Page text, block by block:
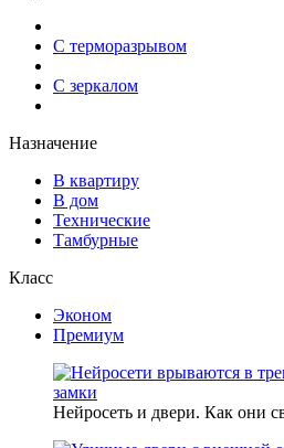
С терморазрывом
С зеркалом
Назначение
В квартиру
В дом
Технические
Тамбурные
Класс
Эконом
Премиум
Нейросеть и двери. Как они